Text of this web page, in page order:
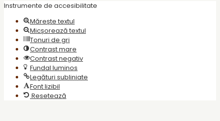
Instrumente de accesibilitate
Mărește textul
Micșorează textul
Tonuri de gri
Contrast mare
Contrast negativ
Fundal luminos
Legături subliniate
Font lizibil
Resetează